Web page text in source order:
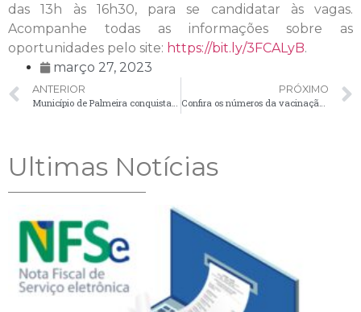
das 13h às 16h30, para se candidatar às vagas.
Acompanhe todas as informações sobre as
oportunidades pelo site: https://bit.ly/3FCALyB.
março 27, 2023
ANTERIOR
PRÓXIMO
Ultimas Notícias